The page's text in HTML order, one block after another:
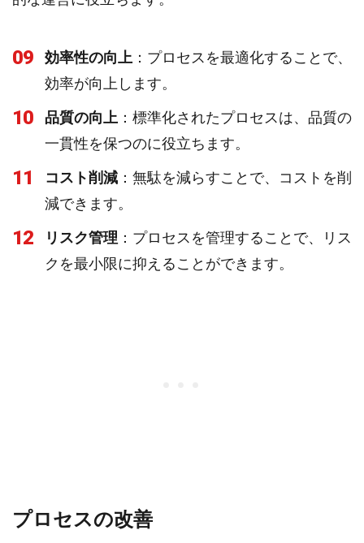
09 効率性の向上 ：プロセスを最適化することで、
効率が向上します。
10 品質の向上 ：標準化されたプロセスは、品質の
一貫性を保つのに役立ちます。
11 コスト削減 ：無駄を減らすことで、コストを削
減できます。
12 リスク管理 ：プロセスを管理することで、リス
クを最小限に抑えることができます。
プロセスの改善